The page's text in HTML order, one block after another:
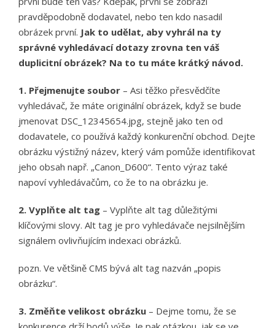
pravděpodobně dodavatel, nebo ten kdo nasadil
obrázek první. Jak to udělat, aby vyhrál na ty
správné vyhledávací dotazy zrovna ten váš
duplicitní obrázek? Na to tu máte krátký návod.
1. Přejmenujte soubor – Asi těžko přesvědčíte
vyhledávač, že máte originální obrázek, když se bude
jmenovat DSC_12345654.jpg, stejně jako ten od
dodavatele, co používá každý konkurenční obchod. Dejte
obrázku výstižný název, který vám pomůže identifikovat
jeho obsah např. „Canon_D600“. Tento výraz také
napoví vyhledávačům, co že to na obrázku je.
2. Vyplňte alt tag – Vyplňte alt tag důležitými
klíčovými slovy. Alt tag je pro vyhledávače nejsilnějším
signálem ovlivňujícím indexaci obrázků.
pozn. Ve většině CMS bývá alt tag nazván „popis
obrázku“.
3. Změňte velikost obrázku – Dejme tomu, že se